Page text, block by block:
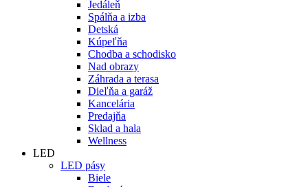
Jedáleň
Spálňa a izba
Detská
Kúpeľňa
Chodba a schodisko
Nad obrazy
Záhrada a terasa
Dieľňa a garáž
Kancelária
Predajňa
Sklad a hala
Wellness
LED
LED pásy
Biele